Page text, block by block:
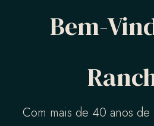
Bem-
Com mais de 40 anos